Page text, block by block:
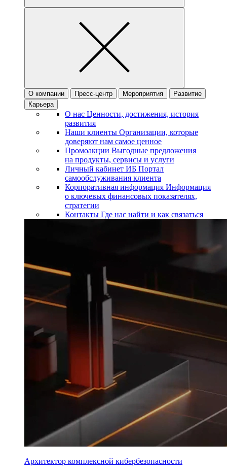
О компании Пресс-центр Мероприятия
Развитие
Карьера
О нас Ценности, достижения, история
развития
Наши клиенты Организации, которые
доверяют нам самое ценное
Промоакции Выгодные предложения
на продукты, сервисы и услуги
Личный кабинет ИБ Портал
самообслуживания клиента
Корпоративная информация Информация
о ключевых финансовых показателях,
стратегии
Контакты Где нас найти и как связаться
Архитектор комплексной кибербезопасности